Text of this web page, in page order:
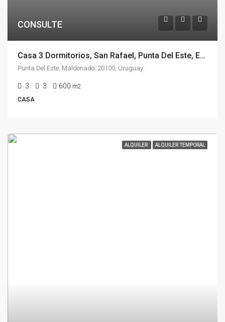
CONSULTE
Casa 3 Dormitorios, San Rafael, Punta Del Este, En Alquiler Temporal
Punta Del Este, Maldonado, 20100, Uruguay
3 3 600 m2
CASA
ALQUILER ALQUILER TEMPORAL